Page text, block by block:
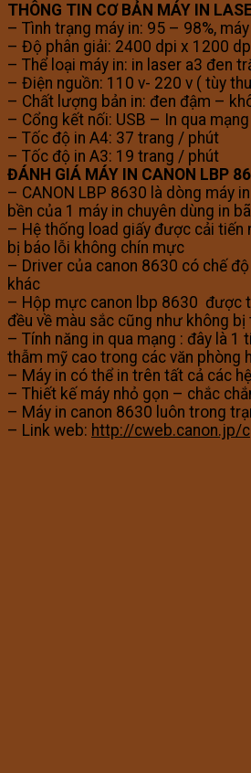
THÔNG TIN CƠ BẢN MÁY IN
– Tình trạng máy in: 95 – 98%,
– Độ phân giải: 2400 dpi x 1200
– Thể loại máy in: in laser a3 đen
– Điện nguồn: 110 v- 220 v ( tùy
– Chất lượng bản in: đen đậm –
– Cổng kết nối: USB – In qua
– Tốc độ in A4: 37 trang / phút
– Tốc độ in A3: 19 trang / phút
ĐÁNH GIÁ MÁY IN CANON LBP
– CANON LBP 8630 là dòng máy
bền của 1 máy in chuyên dùng in
– Hệ thống load giấy được cải tiến
bị báo lỗi không chín mực
– Driver của canon 8630 có chế
khác
– Hộp mực canon lbp 8630 được
đều về màu sắc cũng như không
– Tính năng in qua mạng : đây là
thẫm mỹ cao trong các văn phòng
– Máy in có thể in trên tất cả các
– Thiết kế máy nhỏ gọn – chắc
– Máy in canon 8630 luôn trong
– Link web: http://cweb.canon.jp/